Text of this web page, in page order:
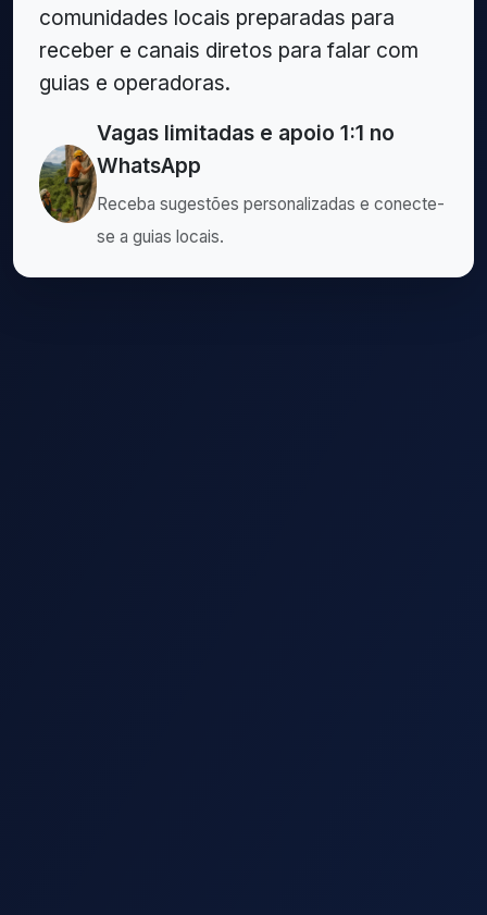
comunidades locais preparadas para
receber e canais diretos para falar com
guias e operadoras.
Vagas limitadas e apoio 1:1 no
WhatsApp
Receba sugestões personalizadas e conecte-
se a guias locais.